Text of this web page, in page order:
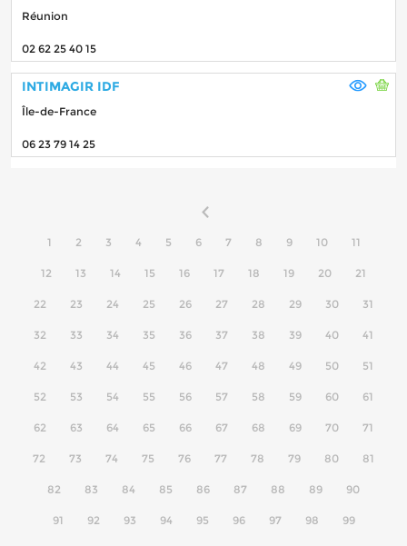
Réunion
02 62 25 40 15
INTIMAGIR IDF
Île-de-France
06 23 79 14 25
1 2 3 4 5 6 7 8 9 10 11
12 13 14 15 16 17 18 19 20 21
22 23 24 25 26 27 28 29 30 31
32 33 34 35 36 37 38 39 40 41
42 43 44 45 46 47 48 49 50 51
52 53 54 55 56 57 58 59 60 61
62 63 64 65 66 67 68 69 70 71
72 73 74 75 76 77 78 79 80 81
82 83 84 85 86 87 88 89 90
91 92 93 94 95 96 97 98 99